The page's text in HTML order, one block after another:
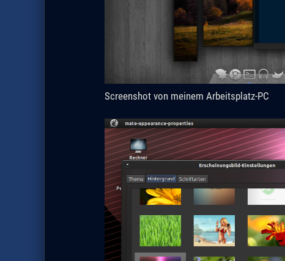
Screenshot von meinem Arbeitsplatz-PC